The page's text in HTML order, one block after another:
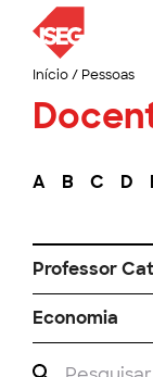
Início/ Pessoas
A B C D
Professor
Economia